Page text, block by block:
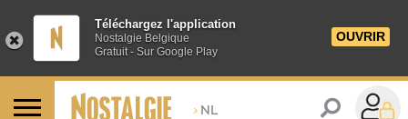
Téléchargez l'application
Nostalgie Belgique
Gratuit - Sur Google Play
OUVRIR
> NL